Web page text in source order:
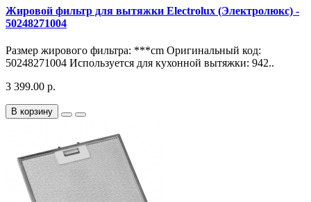
Жировой фильтр для вытяжки Electrolux (Электролюкс) -
50248271004
Размер жирового фильтра: ***cm Оригинальный код:
50248271004 Используется для кухонной вытяжки: 942..
3 399.00 р.
В корзину